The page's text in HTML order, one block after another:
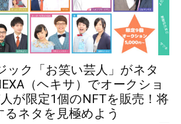
ック「お笑い芸人」がネタ
（ヘキサ）でオークショ
が限定1個のNFTを販売！将
るネタを見極めよう